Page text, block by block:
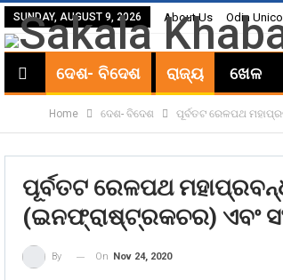
SUNDAY, AUGUST 9, 2026 About Us Odia
ଦେଶ- ବିଦେଶ ରାଜ୍ୟ ଖେଳ
Home ଦେଶ- ବିଦେଶ ପୂର୍ବତଟ ରେଳପଥ
ପୂର୍ବତଟ ରେଳପଥ
(ଇନଫ୍ରାଷ୍ଟ୍ରକଚର) ଏବଂ
By On Nov 24, 2020